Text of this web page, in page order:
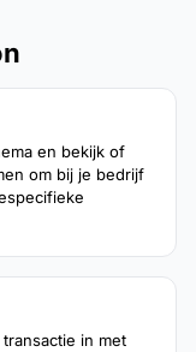
en bekijk of
om bij je bedrijf
in met